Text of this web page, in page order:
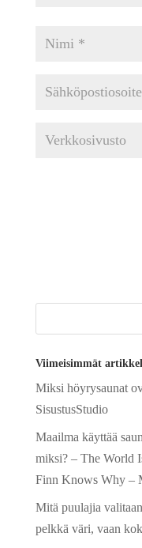
r
i
v
e
:
Viimeisimmät
Miksi höyrysaunat
SisustusStudio
Maailma käyttää
miksi? – The World
Finn Knows Why –
Mitä puulajia
pelkkä väri, vaan